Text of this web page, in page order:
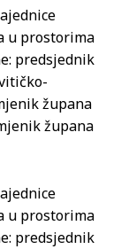
u prostorima
predsjednik
župana
župana
u prostorima
predsjednik